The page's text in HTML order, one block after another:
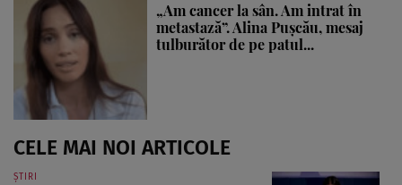
„Am cancer la sân. Am intrat în
metastază”. Alina Pușcău, mesaj
tulburător de pe patul...
CELE MAI NOI ARTICOLE
ȘTIRI